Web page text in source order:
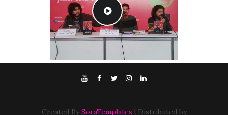
Created By SoraTemplates | Distributed by